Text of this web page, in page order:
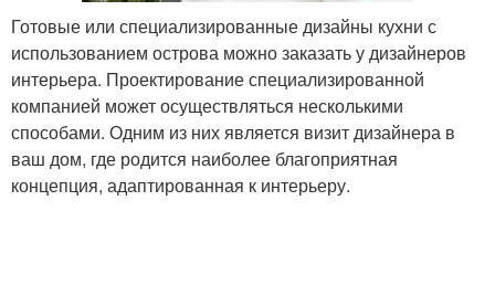
Готовые или специализированные дизайны кухни с
использованием острова можно заказать у дизайнеров
интерьера. Проектирование специализированной
компанией может осуществляться несколькими
способами. Одним из них является визит дизайнера в
ваш дом, где родится наиболее благоприятная
концепция, адаптированная к интерьеру.